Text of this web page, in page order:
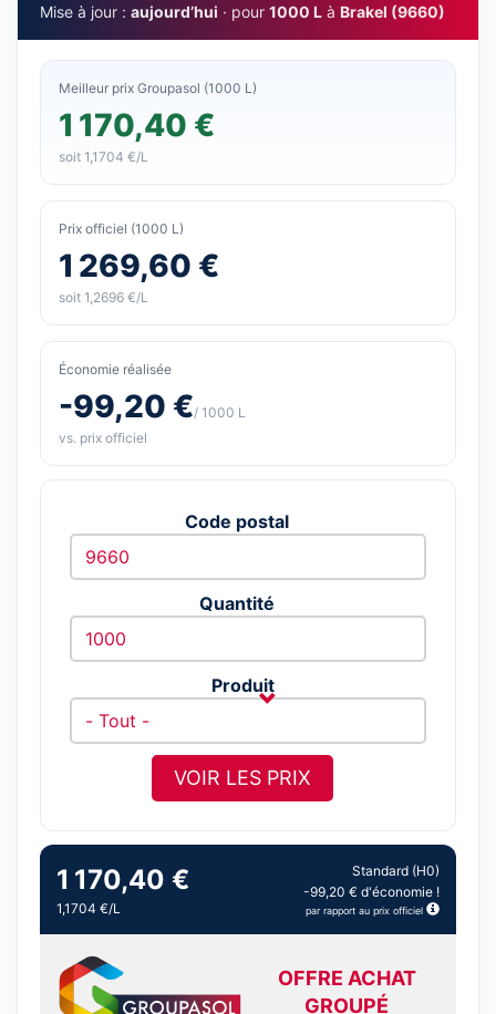
Mise à jour : aujourd’hui · pour 1000 L à Brakel (9660)
Meilleur prix Groupasol (1000 L)
1 170,40 €
soit 1,1704 €/L
Prix officiel (1000 L)
1 269,60 €
soit 1,2696 €/L
Économie réalisée
-99,20 €/ 1000 L
vs. prix officiel
Code postal
Quantité
Produit
VOIR LES PRIX
1 170,40 €
1,1704 €/L
Standard (H0)
-99,20 € d'économie !
par rapport au prix officiel
OFFRE ACHAT
GROUPÉ